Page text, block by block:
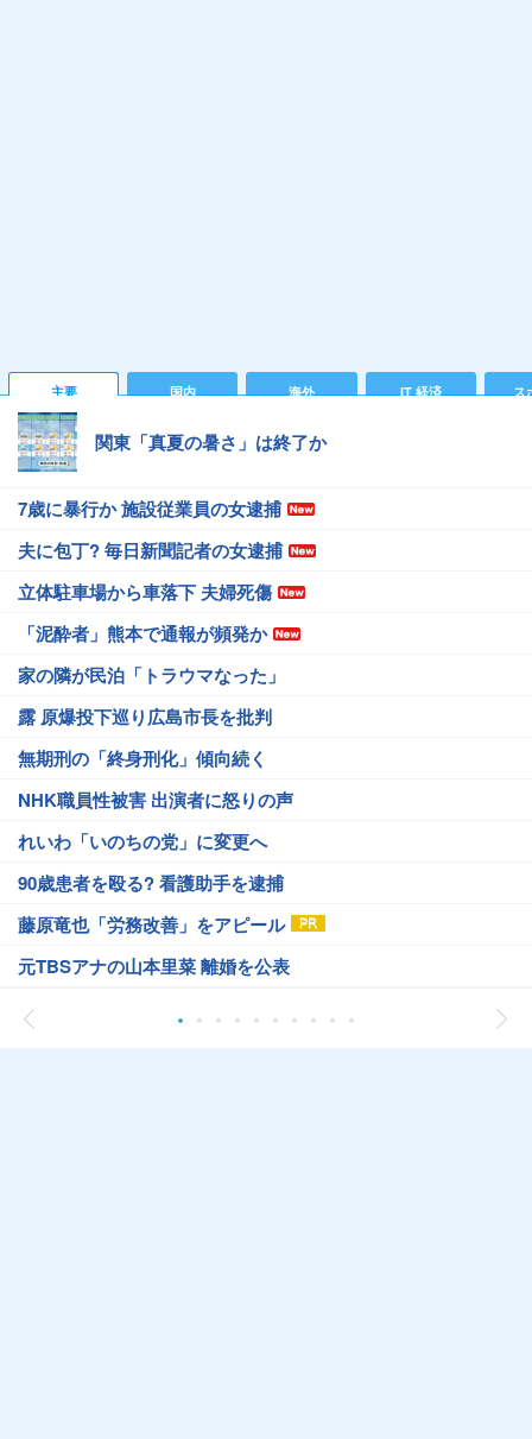
主要 国内 海外 IT 経済 ス
関東「真夏の暑さ」は終了か
7歳に暴行か 施設従業員の女逮捕
夫に包丁? 毎日新聞記者の女逮捕
立体駐車場から車落下 夫婦死傷
「泥酔者」熊本で通報が頻発か
家の隣が民泊「トラウマなった」
露 原爆投下巡り広島市長を批判
無期刑の「終身刑化」傾向続く
NHK職員性被害 出演者に怒りの声
れいわ「いのちの党」に変更へ
90歳患者を殴る? 看護助手を逮捕
藤原竜也「労務改善」をアピール
元TBSアナの山本里菜 離婚を公表